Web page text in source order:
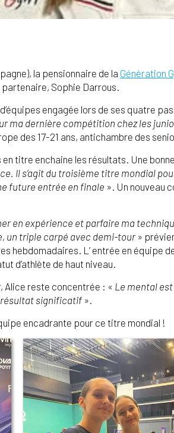
la pensionnaire de la Génération
Sophie Darrous.
engagée lors de ses quatre
ma dernière compétition chez les
des 17-21 ans, antichambre des
titre enchaine les résultats. Une
Il s’agit du troisième titre mondial
future entrée en finale ». Un nouveau
en expérience et parfaire ma
un triple carpé avec demi-tour»
hebdomadaires. L’ entrée en équipe
d’athlète de haut niveau.
Alice reste concentrée : « Le mental
résultat significatif ».
encadrante pour ce titre mondial !